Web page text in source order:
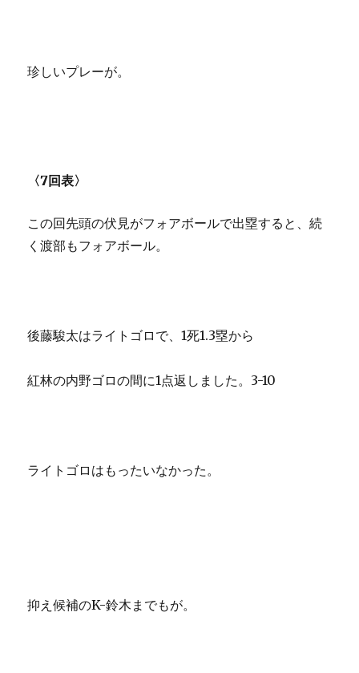
珍しいプレーが。
〈7回表〉
この回先頭の伏見がフォアボールで出塁すると、続
く渡部もフォアボール。
後藤駿太はライトゴロで、1死1.3塁から
紅林の内野ゴロの間に1点返しました。3-10
ライトゴロはもったいなかった。
抑え候補のK-鈴木までもが。